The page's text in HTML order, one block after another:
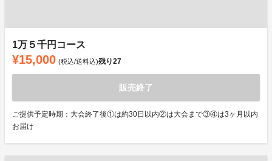
1万５千円コース
¥15,000 (税込/送料込)残り27
販売終了
ご提供予定時期：大会終了後①は約30日以内②は大会まで③④は3ヶ月以内
お届け